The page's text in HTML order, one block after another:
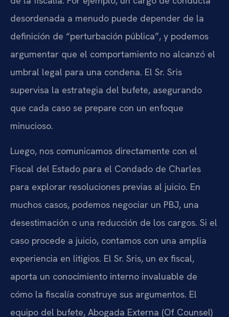
desordenada a menudo puede depender de la
definición de “perturbación pública”, y podemos
argumentar que el comportamiento no alcanzó el
umbral legal para una condena. El Sr. Sris
supervisa la estrategia del bufete, asegurando
que cada caso se prepare con un enfoque
minucioso.
Luego, nos comunicamos directamente con el
Fiscal del Estado para el Condado de Charles
para explorar resoluciones previas al juicio. En
muchos casos, podemos negociar un PBJ, una
desestimación o una reducción de los cargos. Si el
caso procede a juicio, contamos con una amplia
experiencia en litigios. El Sr. Sris, un ex fiscal,
aporta un conocimiento interno invaluable de
cómo la fiscalía construye sus argumentos. El
equipo del bufete, Abogada Externa (Of Counsel)